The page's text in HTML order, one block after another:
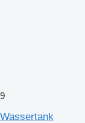
9
Wassertank